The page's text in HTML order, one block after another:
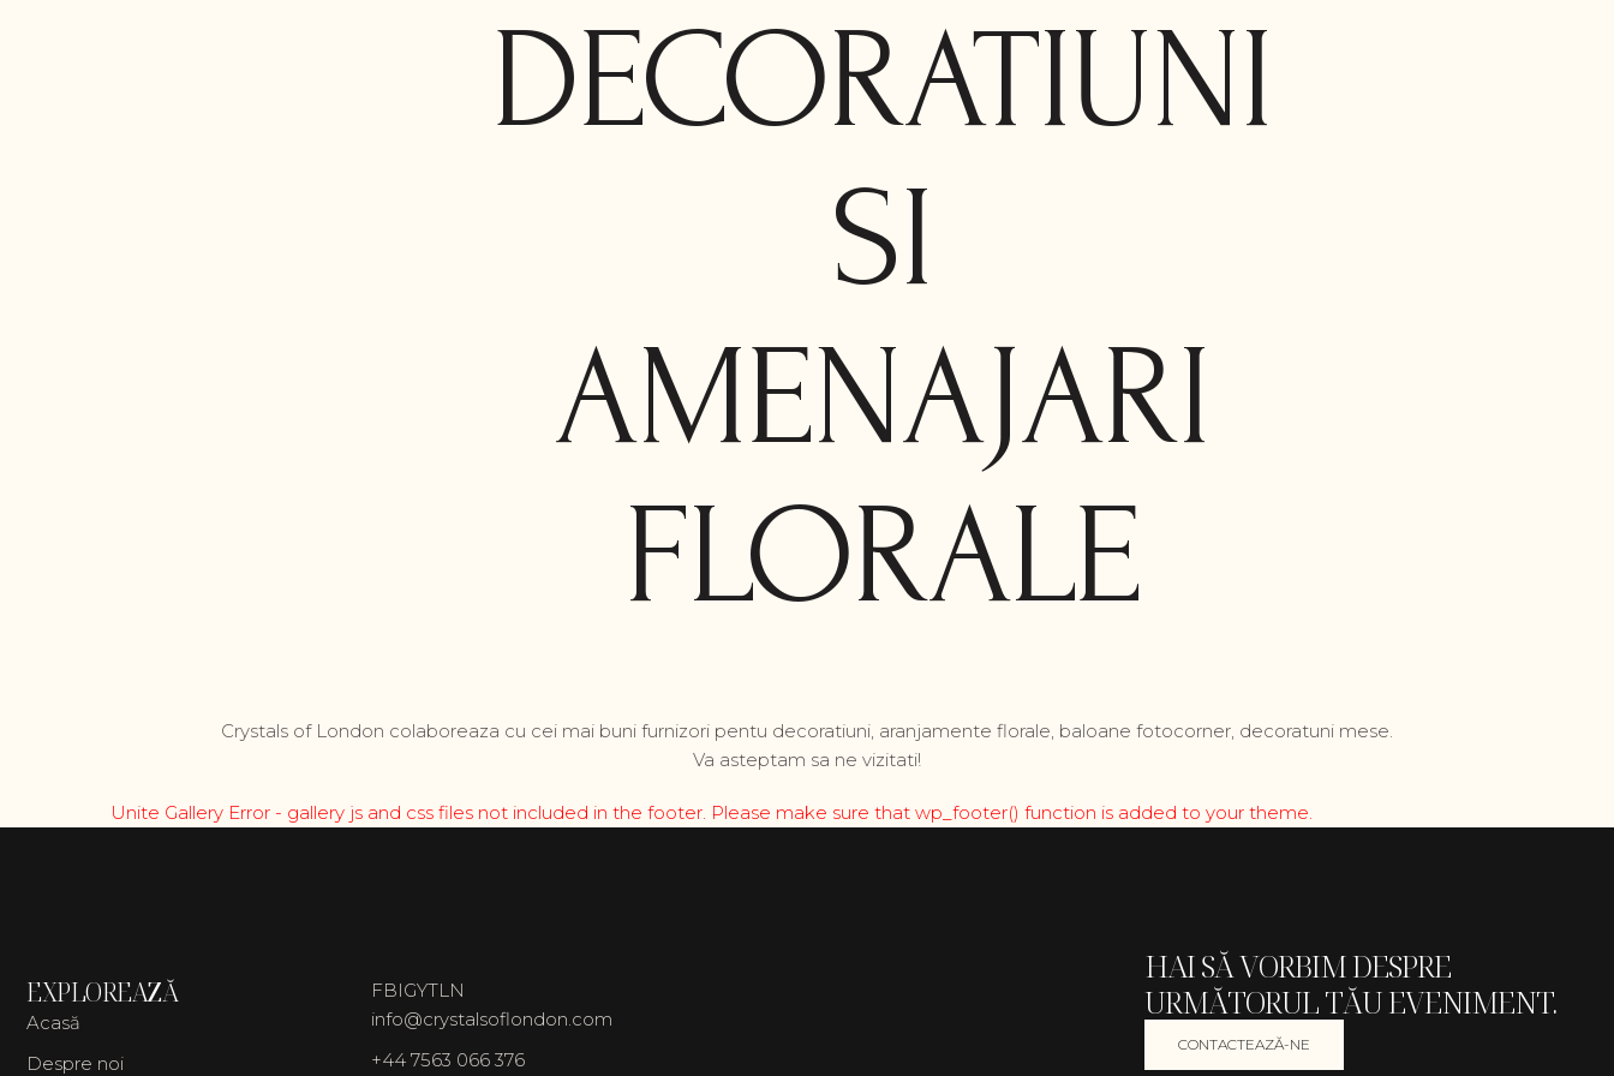
DECORATIUNI
SI
AMENAJARI
FLORALE
Crystals of London colaboreaza cu cei mai buni furnizori pentu decoratiuni, aranjamente florale, baloane fotocorner, decoratuni mese.
Va asteptam sa ne vizitati!
Unite Gallery Error - gallery js and css files not included in the footer. Please make sure that wp_footer() function is added to your theme.
EXPLOREAZĂ
Acasă
Despre noi
FBIGYTLN
info@crystalsoflondon.com
+44 7563 066 376
HAI SĂ VORBIM DESPRE
URMĂTORUL TĂU EVENIMENT.
CONTACTEAZĂ-NE